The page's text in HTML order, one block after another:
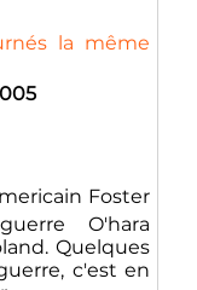
la même
Foster
O'hara
Quelques
c'est en